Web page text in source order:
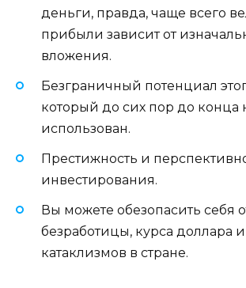
деньги, правда, чаще всего
прибыли зависит от
вложения.
Безграничный потенциал
который до сих пор до конца
использован.
Престижность и
инвестирования.
Вы можете обезопасить себя
безработицы, курса доллара
катаклизмов в стране.